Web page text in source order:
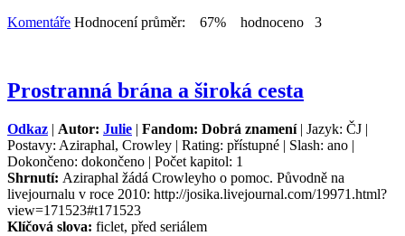
Komentáře Hodnocení průměr: 67% hodnoceno 3
Prostranná brána a široká cesta
Odkaz | Autor: Julie | Fandom: Dobrá znamení| Jazyk: ČJ |
Postavy: Aziraphal, Crowley | Rating: přístupné | Slash: ano |
Dokončeno: dokončeno | Počet kapitol: 1
Shrnutí: Aziraphal žádá Crowleyho o pomoc. Původně na
livejournalu v roce 2010: http://josika.livejournal.com/19971.html?
view=171523#t171523
Klíčová slova: ficlet, před seriálem